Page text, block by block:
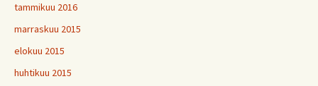
tammikuu 2016
marraskuu 2015
elokuu 2015
huhtikuu 2015